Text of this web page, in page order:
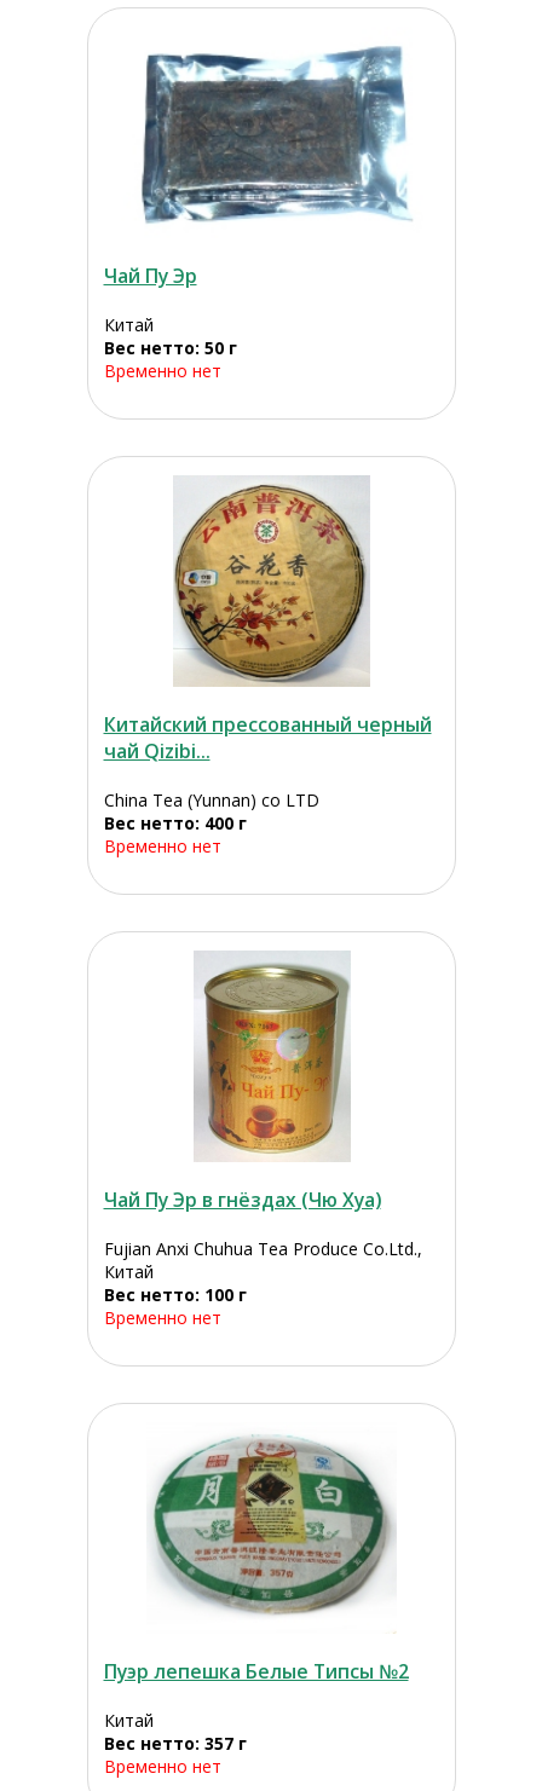
Чай Пу Эр
Китай
Вес нетто: 50 г
Временно нет
Китайский прессованный черный
чай Qizibi...
China Tea (Yunnan) co LTD
Вес нетто: 400 г
Временно нет
Чай Пу Эр в гнёздах (Чю Хуа)
Fujian Anxi Chuhua Tea Produce Co.Ltd.,
Китай
Вес нетто: 100 г
Временно нет
Пуэр лепешка Белые Типсы №2
Китай
Вес нетто: 357 г
Временно нет